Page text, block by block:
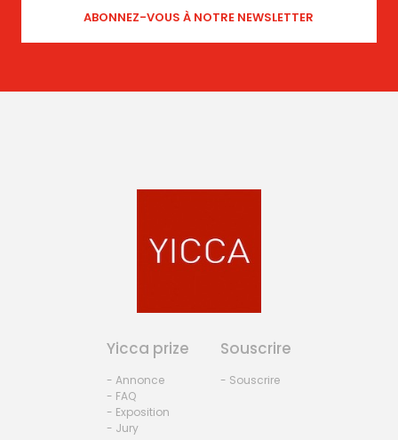
Yicca prize
- Annonce
- FAQ
- Exposition
- Jury
Souscrire
- Souscrire